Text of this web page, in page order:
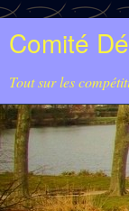
Comité
Tout sur les